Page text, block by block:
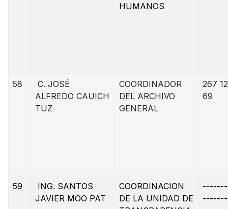
HUMANOS
58
C. JOSÉ
ALFREDO CAUICH
TUZ
COORDINADOR
DEL ARCHIVO
GENERAL
267 12
69
59
ING. SANTOS
JAVIER MOO PAT
COORDINACION
DE LA UNIDAD DE
-------
-------